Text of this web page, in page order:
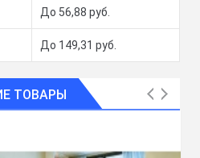
До 56,88 руб.
До 149,31 руб.
ТОВАРЫ